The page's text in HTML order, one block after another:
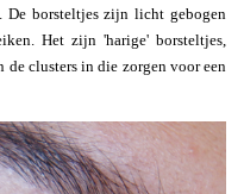
De borsteltjes zijn licht gebogen
Het zijn 'harige' borsteltjes,
clusters in die zorgen voor een